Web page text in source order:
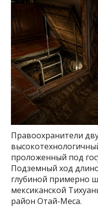
Правоохранители
проложенный под
Подземный ход
глубиной примерно
мексиканской
район Отай-Меса.